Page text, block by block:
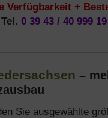
Verfügbarkeit +
Tel. 0 39 43 / 40 999 19
–
Sie ausgewählte